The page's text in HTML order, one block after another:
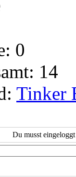
0
14
Tinker
Du musst